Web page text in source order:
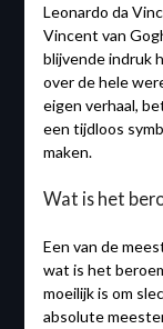
Leonardo da
Vincent van
blijvende indruk
over de hele
eigen verhaal,
een tijdloos
maken.
Wat is het
Een van de
wat is het
moeilijk is om
absolute